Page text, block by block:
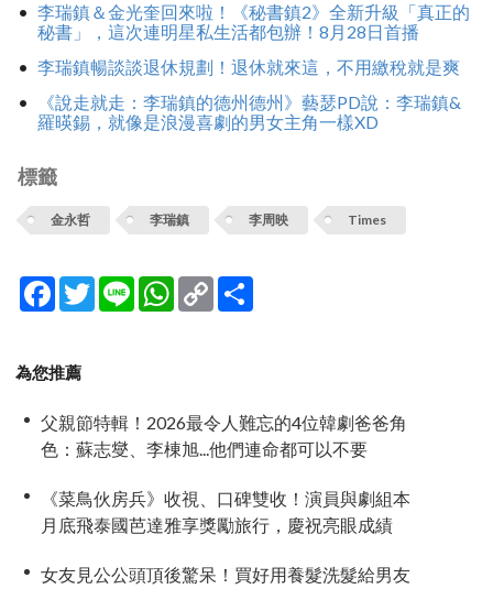
李瑞鎮＆金光奎回來啦！《秘書鎮2》全新升級「真正的
秘書」，這次連明星私生活都包辦！8月28日首播
李瑞鎮暢談談退休規劃！退休就來這，不用繳稅就是爽
《說走就走：李瑞鎮的德州德州》藝瑟PD說：李瑞鎮&
羅暎錫，就像是浪漫喜劇的男女主角一樣XD
標籤
金永哲 李瑞鎮 李周映 Times
Facebook
TwitterLine WhatsApp
Copy
Link
為您推薦
父親節特輯！2026最令人難忘的4位韓劇爸爸角
色：蘇志燮、李棟旭...他們連命都可以不要
《菜鳥伙房兵》收視、口碑雙收！演員與劇組本
月底飛泰國芭達雅享獎勵旅行，慶祝亮眼成績
女友見公公頭頂後驚呆！買好用養髮洗髮給男友